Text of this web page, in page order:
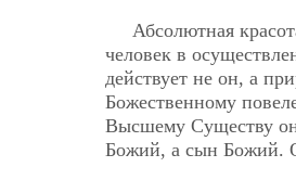
Абсолютная
человек в
действует не он, а
Божественному
Высшему Существу он
Божий, а сын Божий.